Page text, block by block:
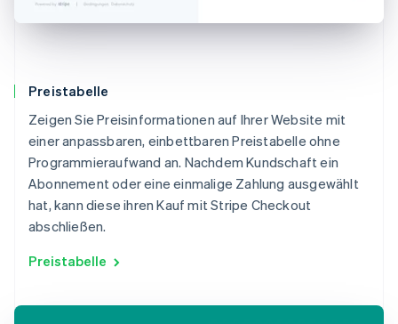
Preistabelle
Zeigen Sie Preisinformationen auf Ihrer Website mit
einer anpassbaren, einbettbaren Preistabelle ohne
Programmieraufwand an. Nachdem Kundschaft ein
Abonnement oder eine einmalige Zahlung ausgewählt
hat, kann diese ihren Kauf mit Stripe Checkout
abschließen.
Preistabelle